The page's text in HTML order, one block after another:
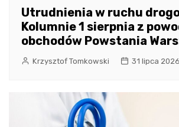
Utrudnienia w ruchu
Kolumnie 1 sierpnia z
obchodów Powstania
Krzysztof Tomkowski 31 lipca 2026